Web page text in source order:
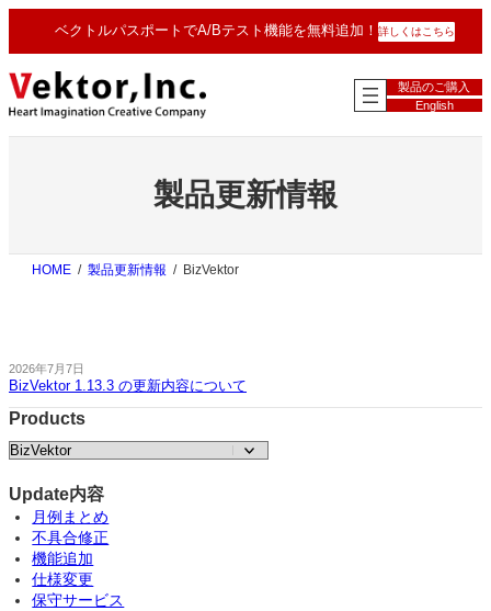
を
ス
キ
ッ
ベクトルパスポートでA/Bテスト機能を無料追加！ 詳しくはこちら
製品のご購入
English
製品更新情報
HOME 製品更新情報 BizVektor
2026年7月7日
BizVektor 1.13.3 の更新内容について
Products
Update内容
月例まとめ
不具合修正
機能追加
仕様変更
保守サービス